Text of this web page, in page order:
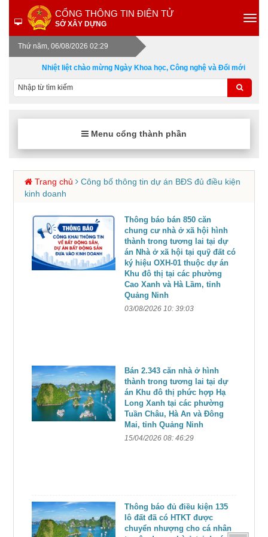
CỔNG THÔNG TIN ĐIỆN TỬ
SỞ XÂY DỰNG
Thứ năm, 06/08/2026 02:29
Nhiệt liệt chào mừng Ngày Khoa học, Công nghệ và Đổi mới sáng
Menu cổng thành phần
Trang chủ
Công bố thông tin dự án BĐS đủ điều kiện
kinh doanh
Thông báo bán 850 căn
chung cư nhà ở xã hội hình
thành trong tương lai tại dự
án Nhà ở xã hội tại quỹ đất có
ký hiệu OXH-01 thuộc dự án
Khu đô thị tại các phường
Cao Xanh và Hà Lầm, tỉnh
Quảng Ninh
03/08/2026 10: 39:03
Bán 2.343 căn nhà ở hình
thành trong tương lai tại dự
án Khu đô thị phức hợp Hạ
Long Xanh tại các phường
Tuần Châu, Hà An và Đông
Mai, tỉnh Quảng Ninh
15/04/2026 08: 46:29
Thông báo đủ điều kiện 135
lô đất đã có HTKT được
chuyển nhượng cho cá nhân